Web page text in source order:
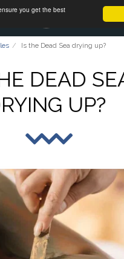
you get the best
Is the Dead Sea drying up?
DEAD
UP?